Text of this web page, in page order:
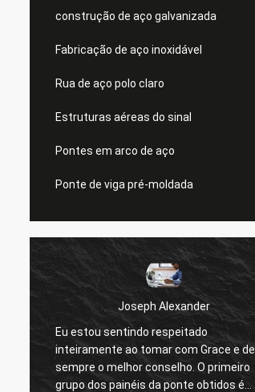
construção de aço galvanizada
Fabricação de aço inoxidável
Rua de aço polo claro
Estruturas aéreas do sinal
Pontes em arco de aço
Ponte de viga pré-moldada
Joseph Alexander
Eu estou sentindo respeitado
inteiramente ao tomar com Grace e
sempre o melhor conselho. O primeiro
grupo dos painéis da ponte obtidos é